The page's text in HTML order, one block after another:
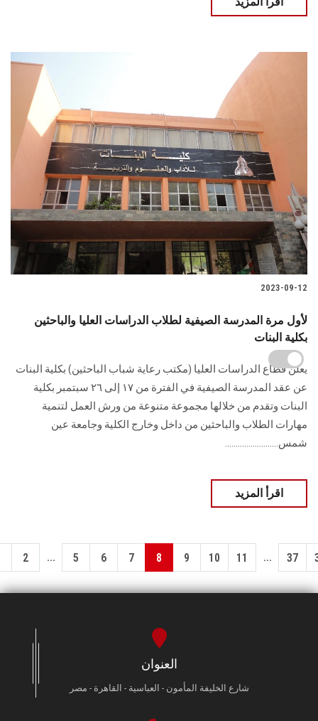
2023-09-12
لأول مرة المدرسة الصيفية لطلاب الدراسات العليا والباحثين
بكلية البنات
يعلن قطاع الدراسات العليا (مكتب رعاية شباب الباحثين) بكلية البنات
عن عقد المدرسة الصيفية في الفترة من ١٧ إلى ٢٦ سبتمبر بكلية
البنات وتقدم من خلالها مجموعة متنوعة من ورش العمل لتنمية
مهارات الطلاب والباحثين من داخل وخارج الكلية وجامعة عين
شمس.........................
اقرأ المزيد
2 ... 5 6 7 8 9 10 11 ... 37
العنوان
شارع الخليفة المأمون - العباسية - القاهرة - مصر